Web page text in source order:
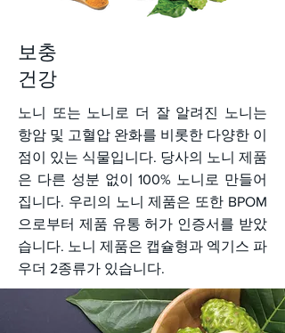
보충
건강
노니 또는 노니로 더 잘 알려진 노니는
항암 및 고혈압 완화를 비롯한 다양한 이
점이 있는 식물입니다. 당사의 노니 제품
은 다른 성분 없이 100% 노니로 만들어
집니다. 우리의 노니 제품은 또한 BPOM
으로부터 제품 유통 허가 인증서를 받았
습니다. 노니 제품은 캡슐형과 엑기스 파
우더 2종류가 있습니다.